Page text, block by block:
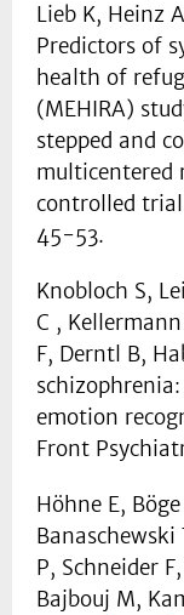
Lieb K, Heinz
Predictors of
health of
(MEHIRA)
stepped and
multicentered
controlled
45-53.
Knobloch S,
C ,
F, Derntl B,
emotion
Front
Höhne E,
Banaschewski
P, Schneider
Bajbouj M,